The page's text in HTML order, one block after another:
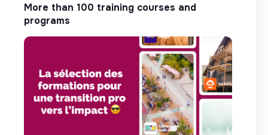
More than 100 training courses and
programs